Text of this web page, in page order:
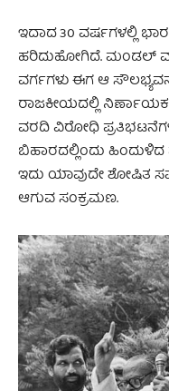
ಇದಾದ 30 ವರ್ಷಗಳಲ್ಲಿ
ಹರಿದುಹೋಗಿದೆ. ಮಂಡಲ್
ವರ್ಗಗಳು ಈಗ ಆ
ರಾಜಕೀಯದಲ್ಲಿ
ವರದಿ ವಿರೋಧಿ
ಬಿಹಾರದಲ್ಲಿಂದು
ಇದು ಯಾವುದೇ ಶೋಷಿತ
ಆಗುವ ಸಂಕ್ರಮಣ.